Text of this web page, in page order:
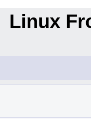
Linux